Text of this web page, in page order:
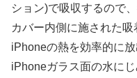
ション)で吸収するので
カバー内側に施された
iPhoneの熱を効率的に放
iPhoneガラス面の水に